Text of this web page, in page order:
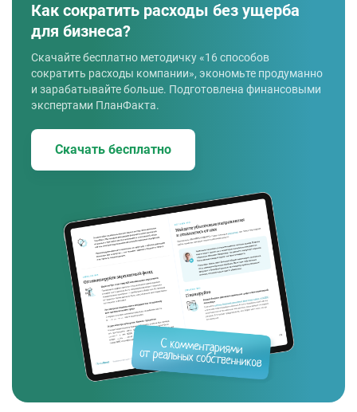
Как сократить расходы без ущерба
для бизнеса?
Скачайте бесплатно методичку «16 способов
сократить расходы компании», экономьте продуманно
и зарабатывайте больше. Подготовлена финансовыми
экспертами ПланФакта.
Скачать бесплатно